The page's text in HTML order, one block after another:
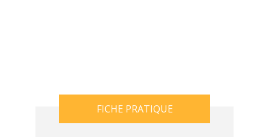
FICHE PRATIQUE